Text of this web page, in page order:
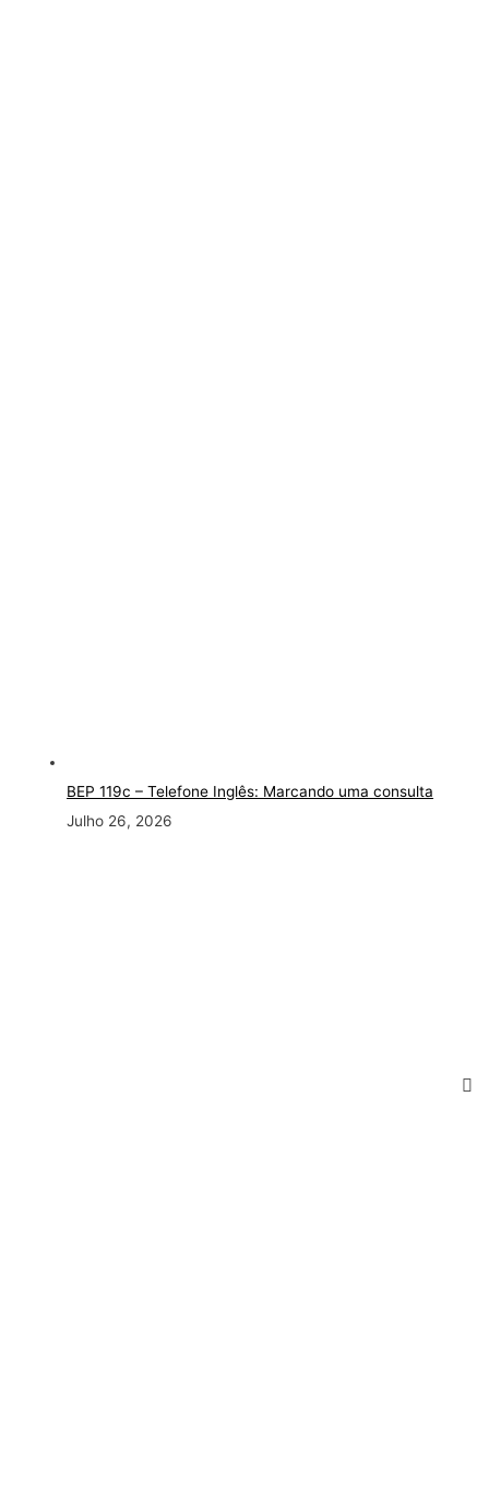
BEP 119c – Telefone Inglês: Marcando uma consulta
Julho 26, 2026